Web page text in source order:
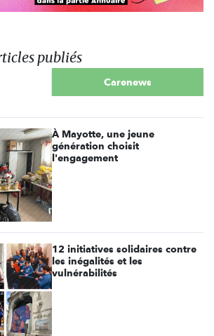
publiés
Carenews
À Mayotte, une jeune
génération choisit
l'engagement
12 initiatives solidaires contre
les inégalités et les
vulnérabilités